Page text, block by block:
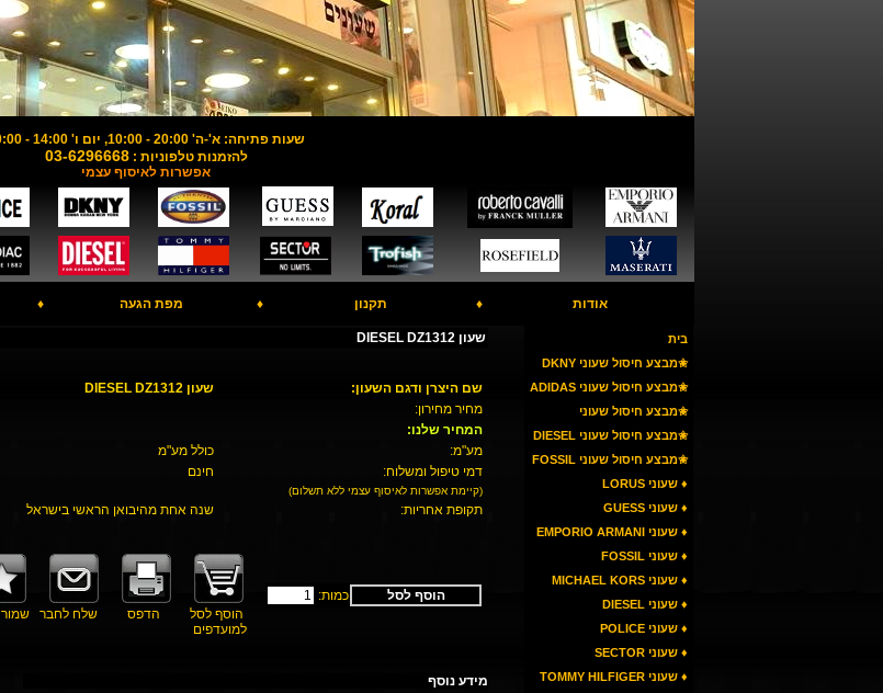
שעות פתיחה: א'-ה' 20:00 - 10:00, יום ו' 14:00 - 10:00
להזמנות טלפוניות :03-6296668
אפשרות לאיסוף עצמי
אודות ♦ תקנון ♦ מפת הגעה ♦
בית
✬מבצע חיסול שעוני DKNY
✬מבצע חיסול שעוני ADIDAS
✬מבצע חיסול שעוני
ARMANI
✬מבצע חיסול שעוני DIESEL
✬מבצע חיסול שעוני FOSSIL
♦ שעוני LORUS
♦ שעוני GUESS
♦ שעוני EMPORIO ARMANI
♦ שעוני FOSSIL
♦ שעוני MICHAEL KORS
♦ שעוני DIESEL
♦ שעוני POLICE
♦ שעוני SECTOR
♦ שעוני TOMMY HILFIGER
שעון DIESEL DZ1312
שם היצרן ודגם השעון:
שעון DIESEL DZ1312
מחיר מחירון:
המחיר שלנו:
מע"מ:
כולל מע"מ
דמי טיפול ומשלוח:
חינם
(קיימת אפשרות לאיסוף עצמי ללא תשלום)
תקופת אחריות: שנה אחת מהיבואן הראשי בישראל
הוסף לסל
כמות:
הוסף לסל
הדפס שלח לחבר שמור
למועדפים
מידע נוסף